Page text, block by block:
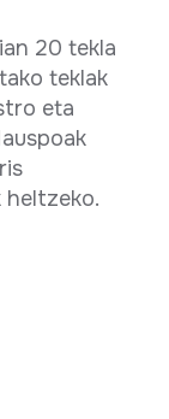
20 tekla
teklak
eta
heltzeko.